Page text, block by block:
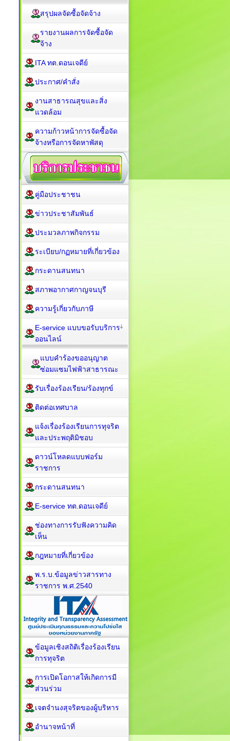
สรุปผลจัดซื้อจัดจ้าง
รายงานผลการจัดซื้อจัด
จ้าง
ITA ทต.ดอนเจดีย์
ประกาศ/คำสั่ง
งานสาธารณสุขและสิ่ง
แวดล้อม
ความก้าวหน้าการจัดซื้อจัด
จ้างหรือการจัดหาพัสดุ
คู่มือประชาชน
ข่าวประชาสัมพันธ์
ประมวลภาพกิจกรรม
ระเบียบ/กฏหมายที่เกี่ยวข้อง
กระดานสนทนา
สภาพอากาศกาญจนบุรี
ความรู้เกี่ยวกับภาษี
E-service แบบขอรับบริการ
ออนไลน์
แบบคำร้องขออนุญาต
ซ่อมแซมไฟฟ้าสาธารณะ
รับเรื่องร้องเรียน/ร้องทุกข์
ติดต่อเทศบาล
แจ้งเรื่องร้องเรียนการทุจริต
และประพฤติมิชอบ
ดาวน์โหลดแบบฟอร์ม
ราชการ
กระดานสนทนา
E-service ทต.ดอนเจดีย์
ช่องทางการรับฟังความคิด
เห็น
กฎหมายที่เกี่ยวข้อง
พ.ร.บ.ข้อมูลข่าวสารทาง
ราชการ พ.ศ.2540
ข้อมูลเชิงสถิติเรื่องร้องเรียน
การทุจริต
การเปิดโอกาสให้เกิดการมี
ส่วนร่วม
เจตจำนงสุจริตของผู้บริหาร
อำนาจหน้าที่